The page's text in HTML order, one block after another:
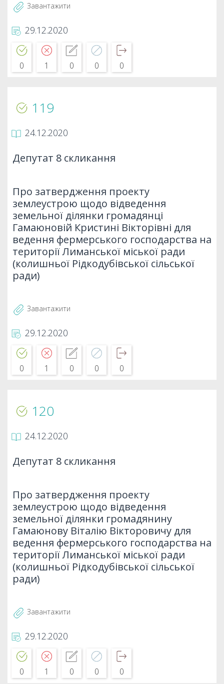
Завантажити
29.12.2020
0 1 0 0 0
119
24.12.2020
Депутат 8 скликання
Про затвердження проекту
землеустрою щодо відведення
земельної ділянки громадянці
Гамаюновій Кристині Вікторівні для
ведення фермерського господарства на
території Лиманської міської ради
(колишньої Рідкодубівської сільської
ради)
Завантажити
29.12.2020
0 1 0 0 0
120
24.12.2020
Депутат 8 скликання
Про затвердження проекту
землеустрою щодо відведення
земельної ділянки громадянину
Гамаюнову Віталію Вікторовичу для
ведення фермерського господарства на
території Лиманської міської ради
(колишньої Рідкодубівської сільської
ради)
Завантажити
29.12.2020
0 1 0 0 0